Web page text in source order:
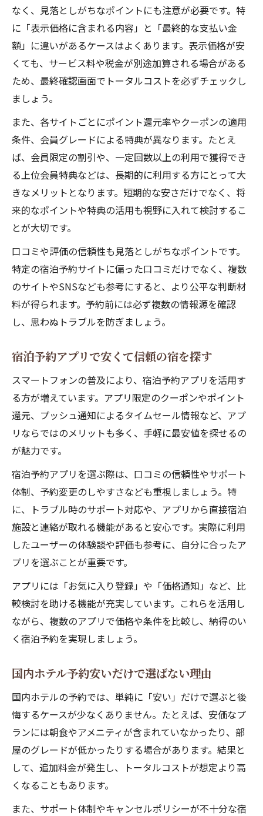
なく、見落としがちなポイントにも注意が必要です。特
に「表示価格に含まれる内容」と「最終的な支払い金
額」に違いがあるケースはよくあります。表示価格が安
くても、サービス料や税金が別途加算される場合がある
ため、最終確認画面でトータルコストを必ずチェックし
ましょう。
また、各サイトごとにポイント還元率やクーポンの適用
条件、会員グレードによる特典が異なります。たとえ
ば、会員限定の割引や、一定回数以上の利用で獲得でき
る上位会員特典などは、長期的に利用する方にとって大
きなメリットとなります。短期的な安さだけでなく、将
来的なポイントや特典の活用も視野に入れて検討するこ
とが大切です。
口コミや評価の信頼性も見落としがちなポイントです。
特定の宿泊予約サイトに偏った口コミだけでなく、複数
のサイトやSNSなども参考にすると、より公平な判断材
料が得られます。予約前には必ず複数の情報源を確認
し、思わぬトラブルを防ぎましょう。
宿泊予約アプリで安くて信頼の宿を探す
スマートフォンの普及により、宿泊予約アプリを活用す
る方が増えています。アプリ限定のクーポンやポイント
還元、プッシュ通知によるタイムセール情報など、アプ
リならではのメリットも多く、手軽に最安値を探せるの
が魅力です。
宿泊予約アプリを選ぶ際は、口コミの信頼性やサポート
体制、予約変更のしやすさなども重視しましょう。特
に、トラブル時のサポート対応や、アプリから直接宿泊
施設と連絡が取れる機能があると安心です。実際に利用
したユーザーの体験談や評価も参考に、自分に合ったア
プリを選ぶことが重要です。
アプリには「お気に入り登録」や「価格通知」など、比
較検討を助ける機能が充実しています。これらを活用し
ながら、複数のアプリで価格や条件を比較し、納得のい
く宿泊予約を実現しましょう。
国内ホテル予約安いだけで選ばない理由
国内ホテルの予約では、単純に「安い」だけで選ぶと後
悔するケースが少なくありません。たとえば、安価なプ
ランには朝食やアメニティが含まれていなかったり、部
屋のグレードが低かったりする場合があります。結果と
して、追加料金が発生し、トータルコストが想定より高
くなることもあります。
また、サポート体制やキャンセルポリシーが不十分な宿